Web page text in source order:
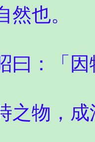
然也。
曰：「
之物，